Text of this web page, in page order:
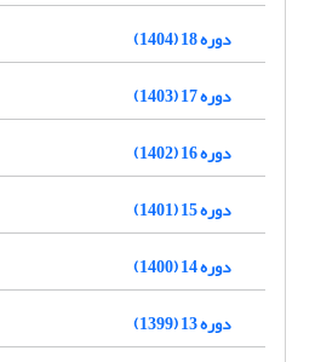
دوره 18 (1404)
دوره 17 (1403)
دوره 16 (1402)
دوره 15 (1401)
دوره 14 (1400)
دوره 13 (1399)